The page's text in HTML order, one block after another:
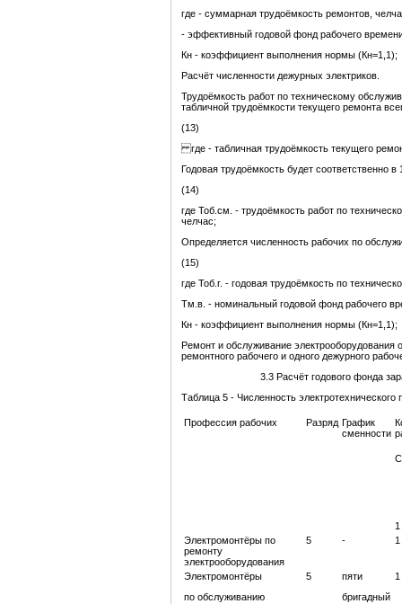
где - суммарная трудоёмкость ремонтов,
- эффективный годовой фонд рабочего
Кн - коэффициент выполнения нормы (Кн=1,1);
Расчёт численности дежурных электриков.
Трудоёмкость работ по техническому
табличной трудоёмкости текущего ремонта
(13)
где - табличная трудоёмкость текущего
Годовая трудоёмкость будет соответственно
(14)
где Тоб.см. - трудоёмкость работ по
челчас;
Определяется численность рабочих по
(15)
где Тоб.г. - годовая трудоёмкость по
Тм.в. - номинальный годовой фонд рабочего
Кн - коэффициент выполнения нормы (Кн=1,1);
Ремонт и обслуживание электрооборудования
ремонтного рабочего и одного дежурного
3.3 Расчёт годового фонда
Таблица 5 - Численность электротехнического
Профессия рабочих Разряд График
сменности
1
Электромонтёры по
ремонту
электрооборудования
5 - 1
Электромонтёры
по обслуживанию
5
пяти
бригадный
1